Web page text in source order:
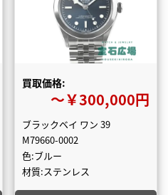
買取価格:
〜￥300,000円
ブラックベイ ワン 39
M79660-0002
色:ブルー
材質:ステンレス